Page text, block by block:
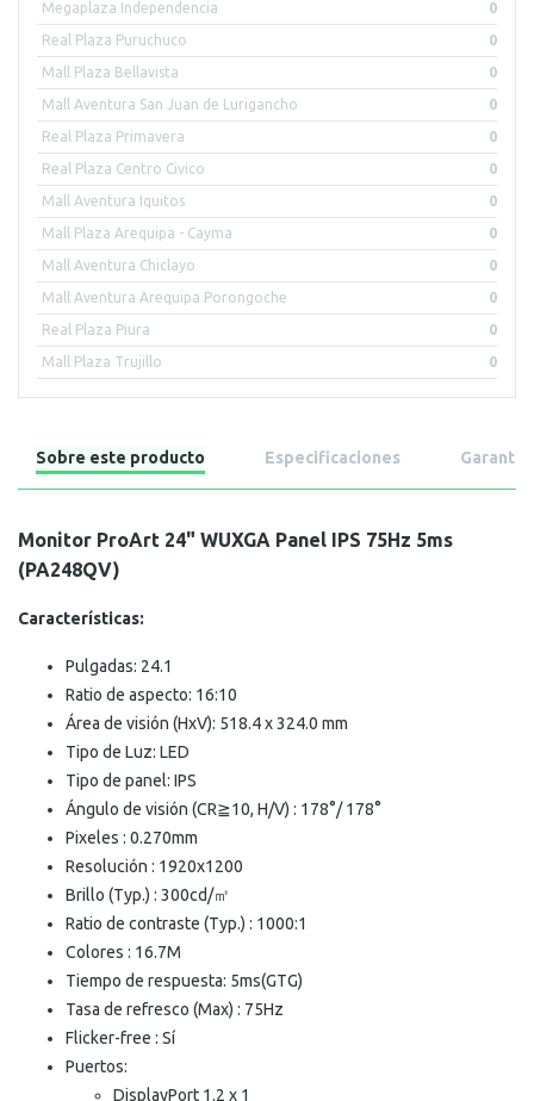
Megaplaza Independencia 0
Real Plaza Puruchuco 0
Mall Plaza Bellavista 0
Mall Aventura San Juan de Lurigancho 0
Real Plaza Primavera 0
Real Plaza Centro Civico 0
Mall Aventura Iquitos 0
Mall Plaza Arequipa - Cayma 0
Mall Aventura Chiclayo 0
Mall Aventura Arequipa Porongoche 0
Real Plaza Piura 0
Mall Plaza Trujillo 0
Sobre este producto Especificaciones Garantía
Monitor ProArt 24" WUXGA Panel IPS 75Hz 5ms
(PA248QV)
Características:
Pulgadas: 24.1
Ratio de aspecto: 16:10
Área de visión (HxV): 518.4 x 324.0 mm
Tipo de Luz: LED
Tipo de panel: IPS
Ángulo de visión (CR≧10, H/V) : 178°/ 178°
Pixeles : 0.270mm
Resolución : 1920x1200
Brillo (Typ.) : 300cd/㎡
Ratio de contraste (Typ.) : 1000:1
Colores : 16.7M
Tiempo de respuesta: 5ms(GTG)
Tasa de refresco (Max) : 75Hz
Flicker-free : Sí
Puertos:
DisplayPort 1.2 x 1